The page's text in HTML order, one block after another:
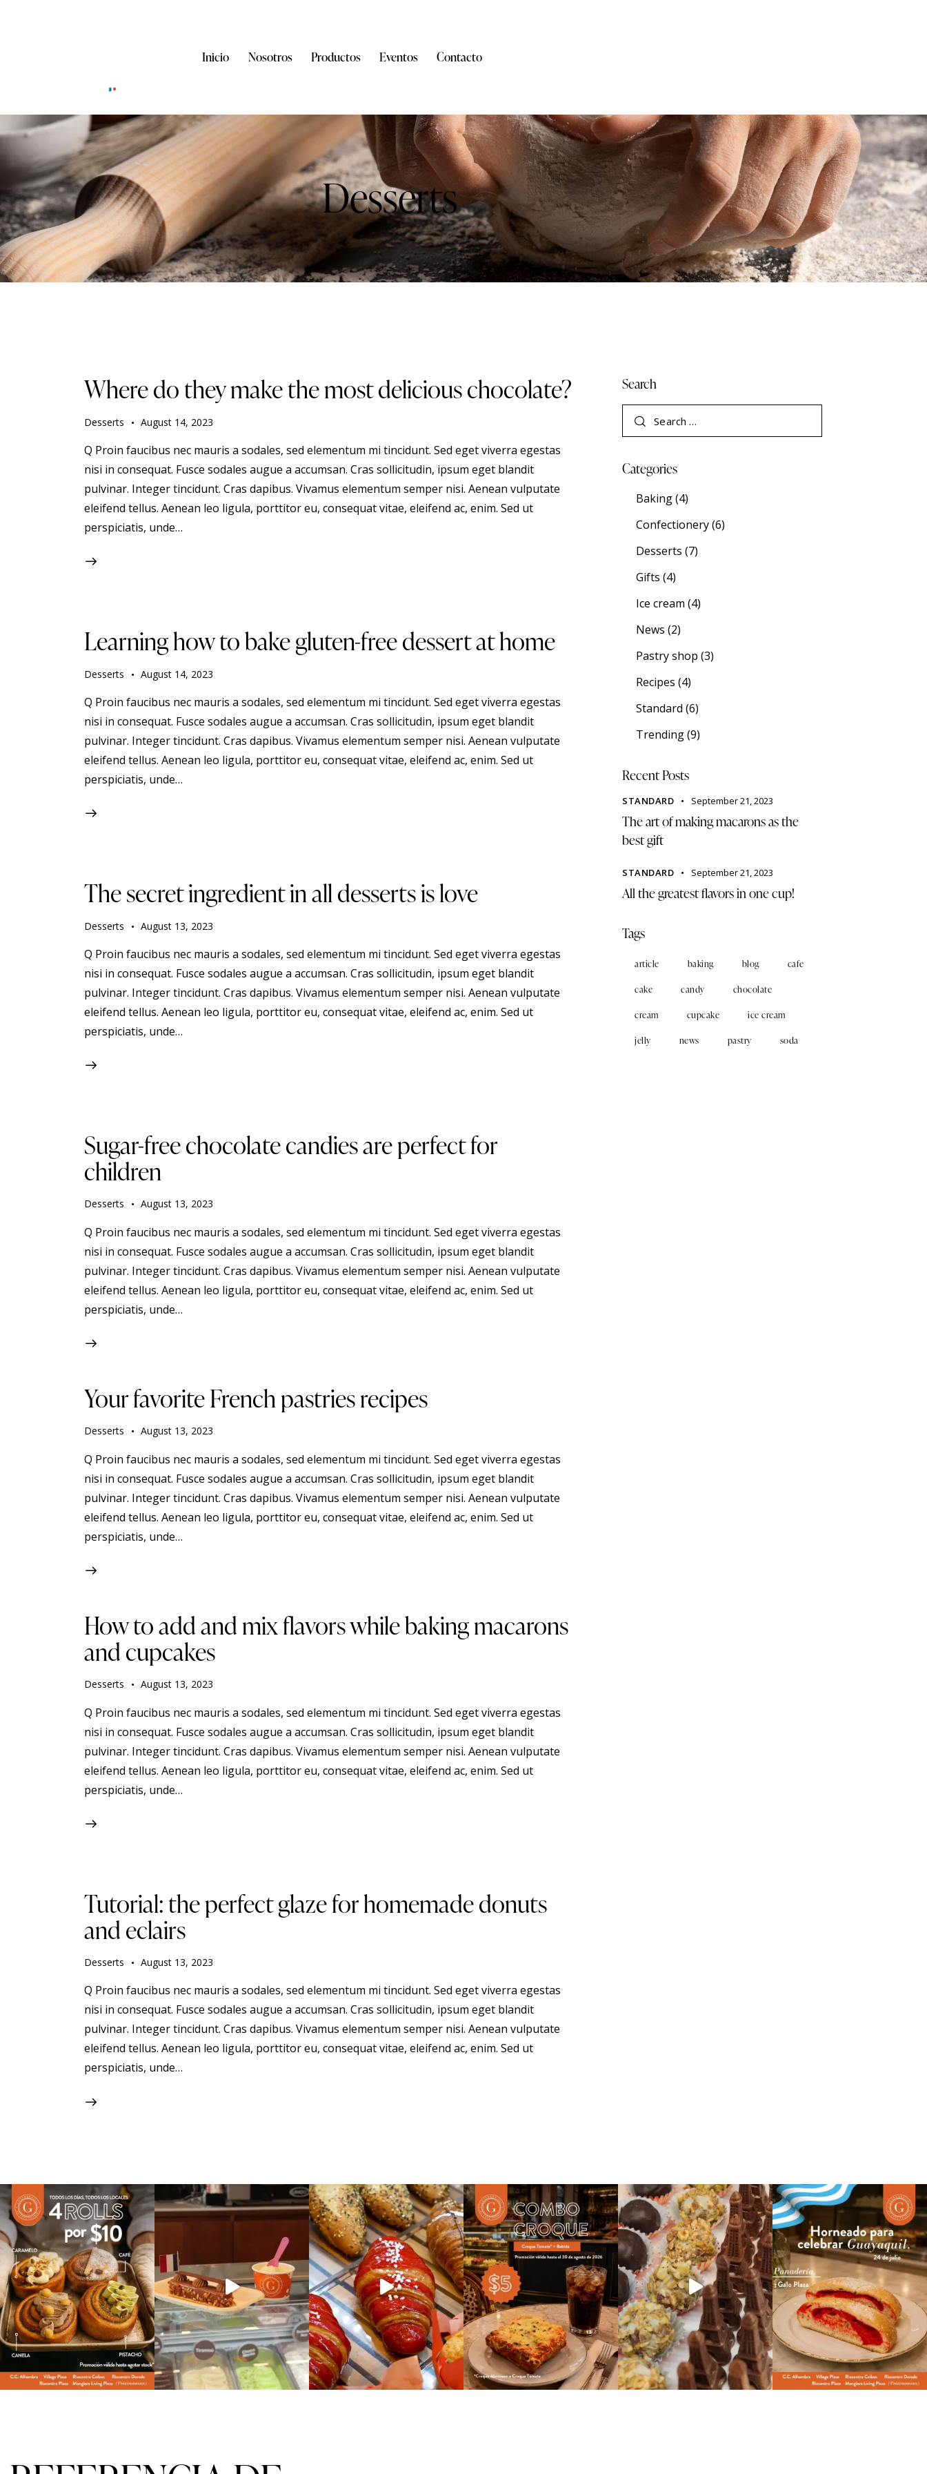
Inicio Nosotros Productos Eventos Contacto
Desserts
Where do they make the most delicious chocolate?
Desserts August 14, 2023
Q Proin faucibus nec mauris a sodales, sed elementum mi tincidunt. Sed eget viverra egestas
nisi in consequat. Fusce sodales augue a accumsan. Cras sollicitudin, ipsum eget blandit
pulvinar. Integer tincidunt. Cras dapibus. Vivamus elementum semper nisi. Aenean vulputate
eleifend tellus. Aenean leo ligula, porttitor eu, consequat vitae, eleifend ac, enim. Sed ut
perspiciatis, unde…
Learning how to bake gluten-free dessert at home
Desserts August 14, 2023
Q Proin faucibus nec mauris a sodales, sed elementum mi tincidunt. Sed eget viverra egestas
nisi in consequat. Fusce sodales augue a accumsan. Cras sollicitudin, ipsum eget blandit
pulvinar. Integer tincidunt. Cras dapibus. Vivamus elementum semper nisi. Aenean vulputate
eleifend tellus. Aenean leo ligula, porttitor eu, consequat vitae, eleifend ac, enim. Sed ut
perspiciatis, unde…
The secret ingredient in all desserts is love
Desserts August 13, 2023
Q Proin faucibus nec mauris a sodales, sed elementum mi tincidunt. Sed eget viverra egestas
nisi in consequat. Fusce sodales augue a accumsan. Cras sollicitudin, ipsum eget blandit
pulvinar. Integer tincidunt. Cras dapibus. Vivamus elementum semper nisi. Aenean vulputate
eleifend tellus. Aenean leo ligula, porttitor eu, consequat vitae, eleifend ac, enim. Sed ut
perspiciatis, unde…
Sugar-free chocolate candies are perfect for
children
Desserts August 13, 2023
Q Proin faucibus nec mauris a sodales, sed elementum mi tincidunt. Sed eget viverra egestas
nisi in consequat. Fusce sodales augue a accumsan. Cras sollicitudin, ipsum eget blandit
pulvinar. Integer tincidunt. Cras dapibus. Vivamus elementum semper nisi. Aenean vulputate
eleifend tellus. Aenean leo ligula, porttitor eu, consequat vitae, eleifend ac, enim. Sed ut
perspiciatis, unde…
Your favorite French pastries recipes
Desserts August 13, 2023
Q Proin faucibus nec mauris a sodales, sed elementum mi tincidunt. Sed eget viverra egestas
nisi in consequat. Fusce sodales augue a accumsan. Cras sollicitudin, ipsum eget blandit
pulvinar. Integer tincidunt. Cras dapibus. Vivamus elementum semper nisi. Aenean vulputate
eleifend tellus. Aenean leo ligula, porttitor eu, consequat vitae, eleifend ac, enim. Sed ut
perspiciatis, unde…
How to add and mix flavors while baking macarons
and cupcakes
Desserts August 13, 2023
Q Proin faucibus nec mauris a sodales, sed elementum mi tincidunt. Sed eget viverra egestas
nisi in consequat. Fusce sodales augue a accumsan. Cras sollicitudin, ipsum eget blandit
pulvinar. Integer tincidunt. Cras dapibus. Vivamus elementum semper nisi. Aenean vulputate
eleifend tellus. Aenean leo ligula, porttitor eu, consequat vitae, eleifend ac, enim. Sed ut
perspiciatis, unde…
Tutorial: the perfect glaze for homemade donuts
and eclairs
Desserts August 13, 2023
Q Proin faucibus nec mauris a sodales, sed elementum mi tincidunt. Sed eget viverra egestas
nisi in consequat. Fusce sodales augue a accumsan. Cras sollicitudin, ipsum eget blandit
pulvinar. Integer tincidunt. Cras dapibus. Vivamus elementum semper nisi. Aenean vulputate
eleifend tellus. Aenean leo ligula, porttitor eu, consequat vitae, eleifend ac, enim. Sed ut
perspiciatis, unde…
Search
Categories
Baking(4)
Confectionery(6)
Desserts (7)
Gifts (4)
Ice cream (4)
News (2)
Pastry shop (3)
Recipes (4)
Standard (6)
Trending(9)
Recent Posts
STANDARD September 21, 2023
The art of making macarons as the
best gift
STANDARD September 21, 2023
All the greatest flavors in one cup!
Tags
article baking blog cafe
cake candy chocolate
cream cupcake ice cream
jelly news pastry soda